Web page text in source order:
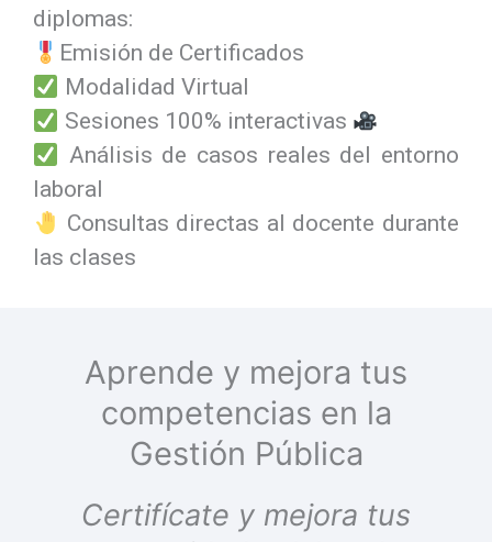
diplomas:
Emisión de Certificados
Modalidad Virtual
Sesiones 100% interactivas
Análisis de casos reales del entorno
laboral
Consultas directas al docente durante
las clases
Aprende y mejora tus
competencias en la
Gestión Pública
Certifícate y mejora tus